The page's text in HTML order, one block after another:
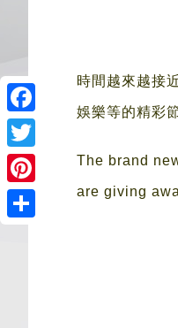
Facebook
Twitter
Pinterest
時間越來越接
娛樂等的精彩
The brand
are giving